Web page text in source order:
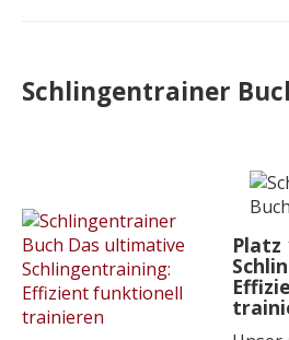
Schlingentrainer
Platz